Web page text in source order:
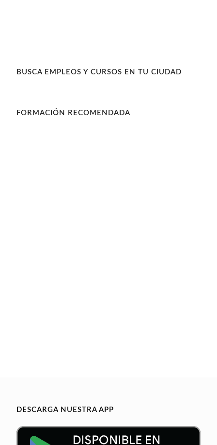
BUSCA EMPLEOS Y CURSOS EN TU CIUDAD
FORMACIÓN RECOMENDADA
DESCARGA NUESTRA APP